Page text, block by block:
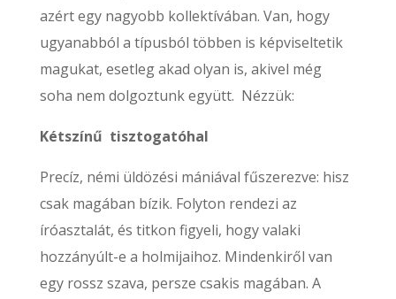
azért egy nagyobb kollektívában. Van, hogy
ugyanabból a típusból többen is képviseltetik
magukat, esetleg akad olyan is, akivel még
soha nem dolgoztunk együtt. Nézzük:
Kétszínű tisztogatóhal
Precíz, némi üldözési mániával fűszerezve: hisz
csak magában bízik. Folyton rendezi az
íróasztalát, és titkon figyeli, hogy valaki
hozzányúlt-e a holmijaihoz. Mindenkiről van
egy rossz szava, persze csakis magában. A